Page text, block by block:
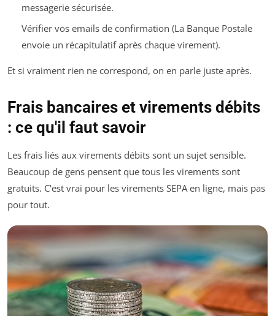
messagerie sécurisée.
Vérifier vos emails de confirmation (La Banque Postale
envoie un récapitulatif après chaque virement).
Et si vraiment rien ne correspond, on en parle juste après.
Frais bancaires et virements débits
: ce qu'il faut savoir
Les frais liés aux virements débits sont un sujet sensible.
Beaucoup de gens pensent que tous les virements sont
gratuits. C'est vrai pour les virements SEPA en ligne, mais pas
pour tout.